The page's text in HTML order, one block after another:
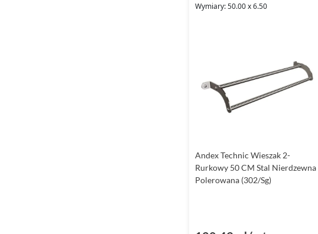
Wymiary: 50.00 x 6.50
Andex Technic Wieszak 2-
Rurkowy 50 CM Stal Nierdzewna
Polerowana (302/Sg)